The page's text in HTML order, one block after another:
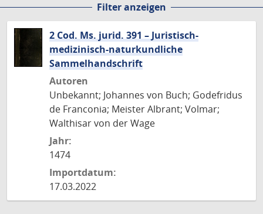
Filter anzeigen
2 Cod. Ms. jurid. 391 – Juristisch-
medizinisch-naturkundliche
Sammelhandschrift
Autoren
Unbekannt; Johannes von Buch; Godefridus
de Franconia; Meister Albrant; Volmar;
Walthisar von der Wage
Jahr:
1474
Importdatum:
17.03.2022